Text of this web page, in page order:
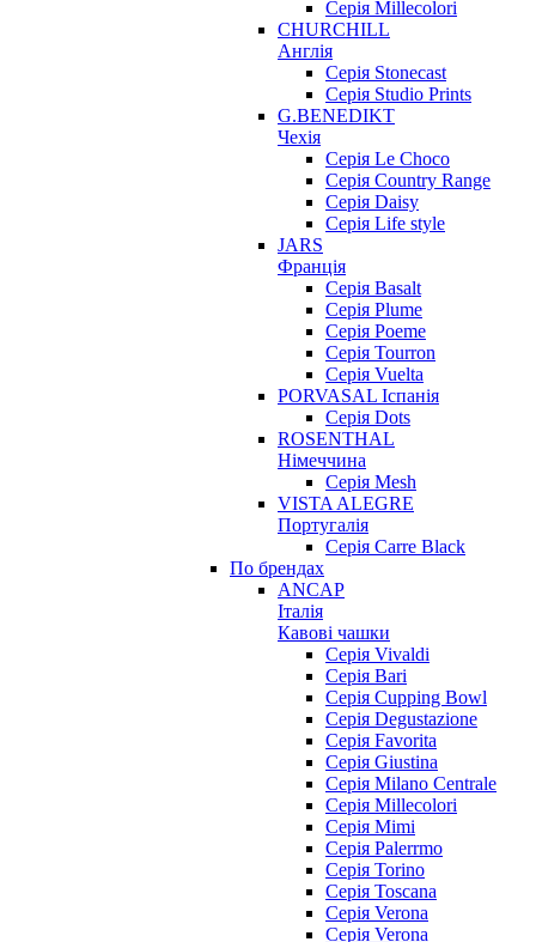
Серія Millecolori
CHURCHILL
Англія
Серія Stonecast
Серія Studio Prints
G.BENEDIKT
Чехія
Cерія Le Choco
Серія Country Range
Серія Daisy
Серія Life style
JARS
Франція
Серія Basalt
Серія Plume
Серія Poeme
Серія Tourron
Серія Vuelta
PORVASAL Іспанія
Серія Dots
ROSENTHAL
Німеччина
Серія Mesh
VISTA ALEGRE
Португалія
Серія Carre Black
По брендах
ANCAP
Італія
Кавові чашки
Cерія Vivaldi
Серія Bari
Серія Cupping Bowl
Серія Degustazione
Серія Favorita
Серія Giustina
Серія Milano Centrale
Серія Millecolori
Серія Mimi
Серія Palerrmo
Серія Torino
Серія Toscana
Серія Verona
Серія Verona